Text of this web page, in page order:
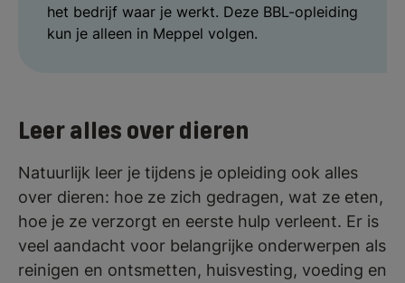
het bedrijf waar je werkt. Deze BBL-opleiding
kun je alleen in Meppel volgen.
Leer alles over dieren
Natuurlijk leer je tijdens je opleiding ook alles
over dieren: hoe ze zich gedragen, wat ze eten,
hoe je ze verzorgt en eerste hulp verleent. Er is
veel aandacht voor belangrijke onderwerpen als
reinigen en ontsmetten, huisvesting, voeding en